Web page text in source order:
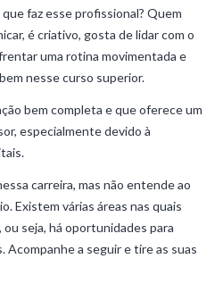
faz esse profissional? Quem
é criativo, gosta de lidar com o
uma rotina movimentada e
nesse curso superior.
bem completa e que oferece um
especialmente devido à
carreira, mas não entende ao
Existem várias áreas nas quais
seja, há oportunidades para
a seguir e tire as suas